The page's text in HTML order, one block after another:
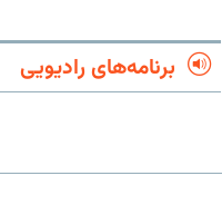
برنامه‌های رادیویی